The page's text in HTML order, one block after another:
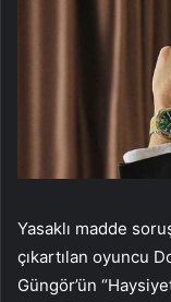
Yasaklı madde
çıkartılan oyuncu
Güngör’ün